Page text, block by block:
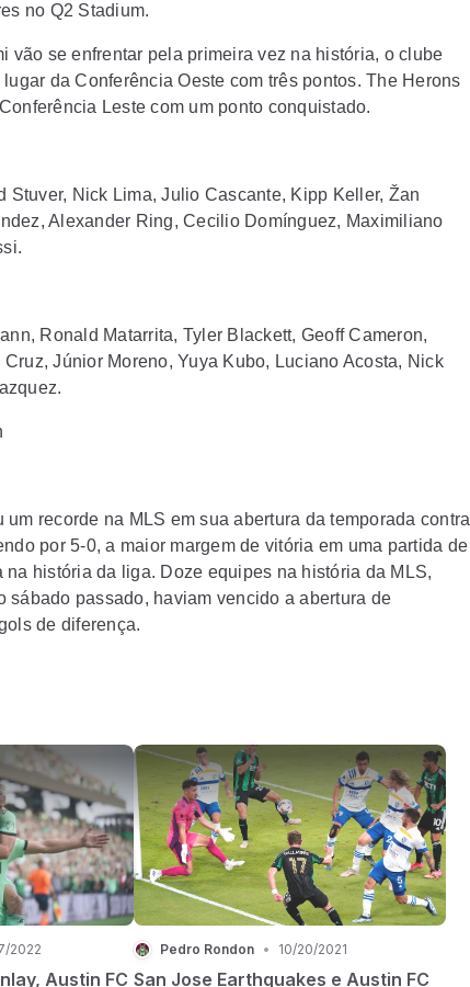
no Q2 Stadium.
vão se enfrentar pela primeira vez na história, o clube
da Conferência Oeste com três pontos. The Herons
Leste com um ponto conquistado.
Stuver, Nick Lima, Julio Cascante, Kipp Keller, Žan
Alexander Ring, Cecilio Domínguez, Maximiliano
Ronald Matarrita, Tyler Blackett, Geoff Cameron,
Júnior Moreno, Yuya Kubo, Luciano Acosta, Nick
recorde na MLS em sua abertura da temporada contra
por 5-0, a maior margem de vitória em uma partida de
na história da liga. Doze equipes na história da MLS,
sábado passado, haviam vencido a abertura de
de diferença.
2022
Austin FC
Pedro Rondon • 10/20/2021
San Jose Earthquakes e Austin FC